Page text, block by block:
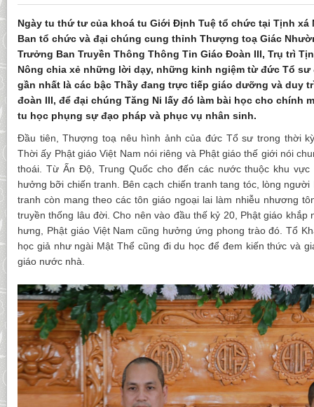
Ngày tu thứ tư của khoá tu Giới Định Tuệ tổ chức tại Tịnh xá
Ban tổ chức và đại chúng cung thỉnh Thượng toạ Giác
Trưởng Ban Truyền Thông Thông Tin Giáo Đoàn III, Trụ trì
Nông chia xẻ những lời dạy, những kinh ngiệm từ đức Tổ sư
gần nhất là các bậc Thầy đang trực tiếp giáo dưỡng và duy
đoàn III, để đại chúng Tăng Ni lấy đó làm bài học cho chính
tu học phụng sự đạo pháp và phục vụ nhân sinh.
Đầu tiên, Thượng toạ nêu hình ảnh của đức Tổ sư trong thời
Thời ấy Phật giáo Việt Nam nói riêng và Phật giáo thế giới nói
thoái. Từ Ấn Độ, Trung Quốc cho đến các nước thuộc khu
hưởng bỡi chiến tranh. Bên cạch chiến tranh tang tóc, lòng
tranh còn mang theo các tôn giáo ngoại lai làm nhiễu nhương
truyền thống lâu đời. Cho nên vào đầu thế kỷ 20, Phật giáo khắp
hưng, Phật giáo Việt Nam cũng hưởng ứng phong trào đó. Tổ
học giả như ngài Mật Thể cũng đi du học để đem kiến thức và
giáo nước nhà.